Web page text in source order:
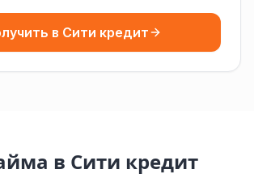
в Сити кредит
в Сити кредит